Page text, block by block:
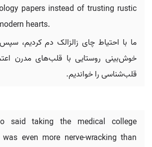
papers instead of trusting rustic
hearts.
ما با احتیاط چای زالزالک دم کردیم،
خوش‌بینی روستایی با قلب‌های مدرن
قلب‌شناسی را خواندیم.
said taking the medical college
even more nerve-wracking than